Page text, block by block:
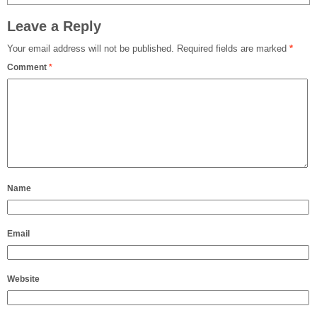
Leave a Reply
Your email address will not be published. Required fields are marked *
Comment *
Name
Email
Website